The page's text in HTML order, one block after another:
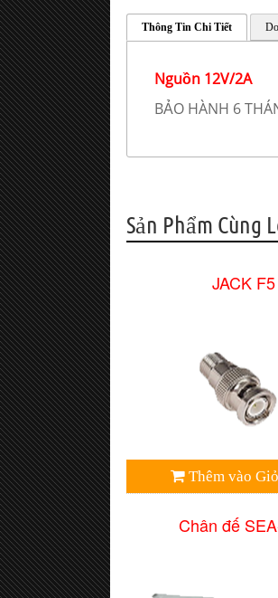
Thông Tin Chi Tiết
Nguồn 12V/2A
BẢO HÀNH 6
Sản Phẩm Cùng
JACK F5
Thêm vào
Chân đế